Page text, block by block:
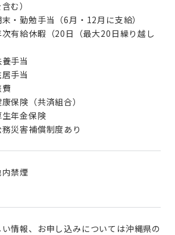
む）
末・勤勉手当（6月・12月に支給）
次有給休暇（20日（最大20日繰り越し
養手当
居手当
費
康保険（共済組合）
生年金保険
務災害補償制度あり
禁煙
情報、お申し込みについては沖縄県の